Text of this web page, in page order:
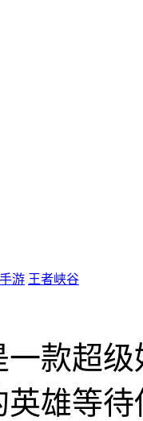
游 王者峡谷
一款超
雄等